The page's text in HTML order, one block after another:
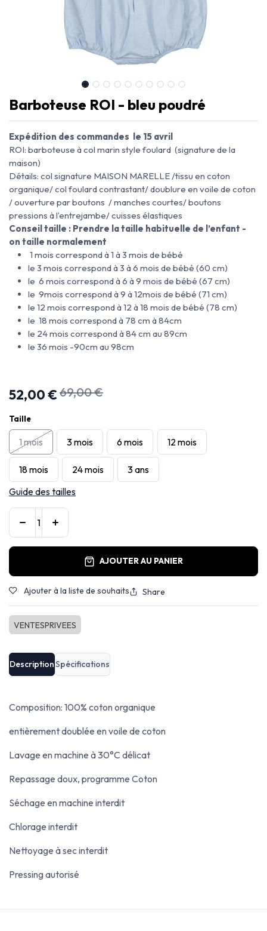
Barboteuse ROI - bleu poudré
Expédition des commandes le 15 avril
ROI: barboteuse à col marin style foulard (signature de la
maison)
Détails: col signature MAISON MARELLE /tissu en coton
organique/ col foulard contrastant/ doublure en voile de coton
/ ouverture par boutons / manches courtes/ boutons
pressions à l’entrejambe/ cuisses élastiques
Conseil taille : Prendre la taille habituelle de l’enfant -
on taille normalement
1 mois correspond à 1 à 3 mois de bébé
le 3 mois correspond à 3 à 6 mois de bébé (60 cm)
le 6 mois correspond à 6 à 9 mois de bébé (67 cm)
le 9mois correspond à 9 à 12mois de bébé (71 cm)
le 12 mois correspond à 12 à 18 mois de bébé (78 cm)
le 18 mois correspond à 78 cm à 84cm
le 24 mois correspond à 84 cm au 89cm
le 36 mois -90cm au 98cm
52,00€69,00€
Taille
1 mois 3 mois 6 mois 12 mois
18 mois 24 mois
3 ans
Guide des tailles
AJOUTER AU PANIER
Ajouter à la liste de souhaits Share
VENTESPRIVEES
DescriptionSpécifications
Composition: 100% coton organique
entièrement doublée en voile de coton
Lavage en machine à 30°C délicat
Repassage doux, programme Coton
Séchage en machine interdit
Chlorage interdit
Nettoyage à sec interdit
Pressing autorisé